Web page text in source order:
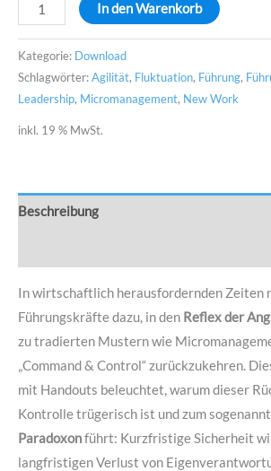
In den Warenkorb
Kategorie: Download
Schlagwörter:Agilität, Fluktuation, Führung,
Leadership, Micromanagement, New Work
inkl. 19 % MwSt.
Beschreibung
In wirtschaftlich herausfordernden Zeiten
Führungskräfte dazu, in den Reflex der
zu tradierten Mustern wie
„Command & Control“ zurückzukehren.
mit Handouts beleuchtet, warum dieser
Kontrolle trügerisch ist und zum
Paradoxonführt: Kurzfristige Sicherheit
langfristigen Verlust von